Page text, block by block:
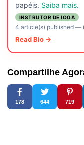
papéis. Saiba mais.
INSTRUTOR DE IOGA
4 article(s) published—
Read Bio →
Compartilhe
178 644 719